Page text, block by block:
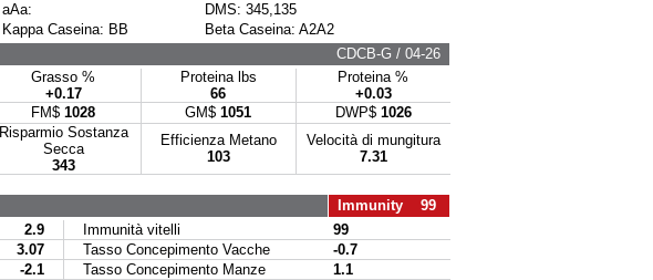
aAa:
DMS: 345,135
Kappa Caseina: BB
Beta Caseina: A2A2
CDCB-G / 04-26
Grasso %
+0.17
Proteina lbs
66
Proteina %
+0.03
FM$ 1028 GM$ 1051 DWP$ 1026
Risparmio Sostanza
Secca
343
Efficienza Metano
103
Velocità di mungitura
7.31
Immunity 99
2.9 Immunità vitelli
99
3.07 Tasso Concepimento Vacche
-0.7
-2.1 Tasso Concepimento Manze
1.1